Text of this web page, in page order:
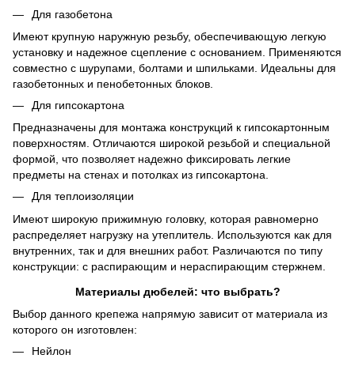
Для газобетона
Имеют крупную наружную резьбу, обеспечивающую легкую
установку и надежное сцепление с основанием. Применяются
совместно с шурупами, болтами и шпильками. Идеальны для
газобетонных и пенобетонных блоков.
Для гипсокартона
Предназначены для монтажа конструкций к гипсокартонным
поверхностям. Отличаются широкой резьбой и специальной
формой, что позволяет надежно фиксировать легкие
предметы на стенах и потолках из гипсокартона.
Для теплоизоляции
Имеют широкую прижимную головку, которая равномерно
распределяет нагрузку на утеплитель. Используются как для
внутренних, так и для внешних работ. Различаются по типу
конструкции: с распирающим и нераспирающим стержнем.
Материалы дюбелей: что выбрать?
Выбор данного крепежа напрямую зависит от материала из
которого он изготовлен:
Нейлон